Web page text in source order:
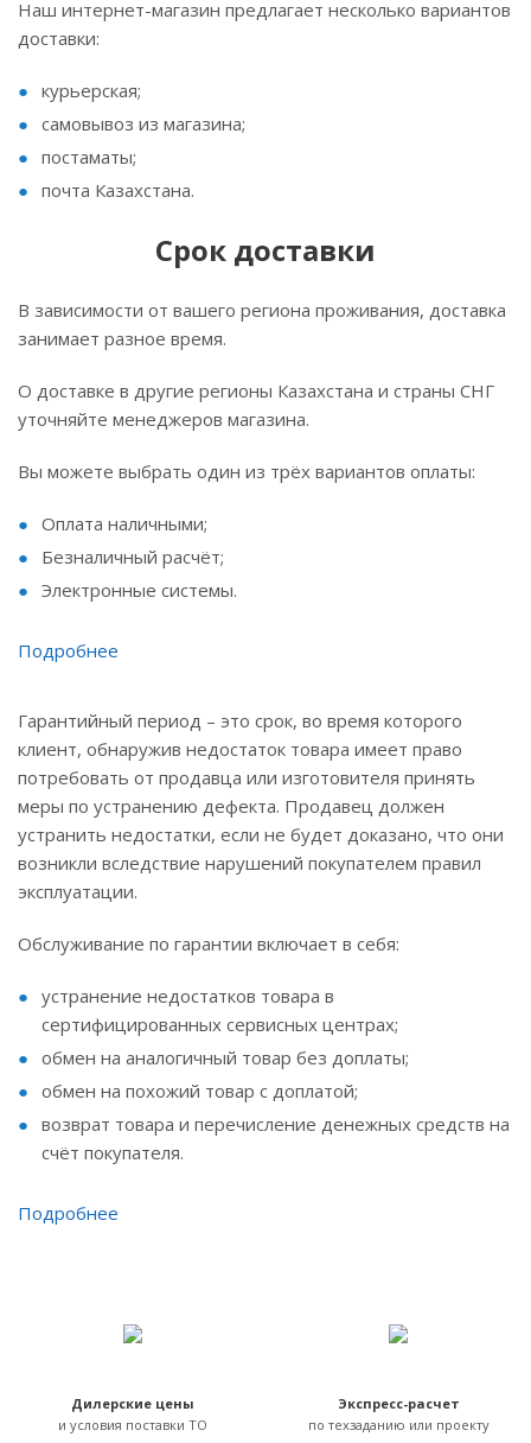
Наш интернет-магазин предлагает несколько вариантов
доставки:
курьерская;
самовывоз из магазина;
постаматы;
почта Казахстана.
Срок доставки
В зависимости от вашего региона проживания, доставка
занимает разное время.
О доставке в другие регионы Казахстана и страны СНГ
уточняйте менеджеров магазина.
Вы можете выбрать один из трёх вариантов оплаты:
Оплата наличными;
Безналичный расчёт;
Электронные системы.
Подробнее
Гарантийный период – это срок, во время которого
клиент, обнаружив недостаток товара имеет право
потребовать от продавца или изготовителя принять
меры по устранению дефекта. Продавец должен
устранить недостатки, если не будет доказано, что они
возникли вследствие нарушений покупателем правил
эксплуатации.
Обслуживание по гарантии включает в себя:
устранение недостатков товара в
сертифицированных сервисных центрах;
обмен на аналогичный товар без доплаты;
обмен на похожий товар с доплатой;
возврат товара и перечисление денежных средств на
счёт покупателя.
Подробнее
Дилерские цены
и условия поставки ТО
Экспресс-расчет
по техзаданию или проекту